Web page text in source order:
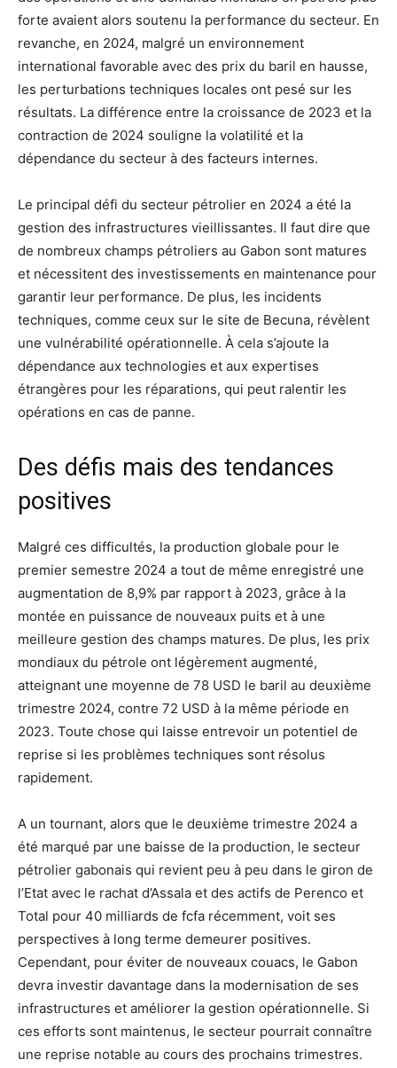
forte avaient alors soutenu la performance du secteur. En
revanche, en 2024, malgré un environnement
international favorable avec des prix du baril en hausse,
les perturbations techniques locales ont pesé sur les
résultats. La différence entre la croissance de 2023 et la
contraction de 2024 souligne la volatilité et la
dépendance du secteur à des facteurs internes.
Le principal défi du secteur pétrolier en 2024 a été la
gestion des infrastructures vieillissantes. Il faut dire que
de nombreux champs pétroliers au Gabon sont matures
et nécessitent des investissements en maintenance pour
garantir leur performance. De plus, les incidents
techniques, comme ceux sur le site de Becuna, révèlent
une vulnérabilité opérationnelle. À cela s’ajoute la
dépendance aux technologies et aux expertises
étrangères pour les réparations, qui peut ralentir les
opérations en cas de panne.
Des défis mais des tendances
positives
Malgré ces difficultés, la production globale pour le
premier semestre 2024 a tout de même enregistré une
augmentation de 8,9% par rapport à 2023, grâce à la
montée en puissance de nouveaux puits et à une
meilleure gestion des champs matures. De plus, les prix
mondiaux du pétrole ont légèrement augmenté,
atteignant une moyenne de 78 USD le baril au deuxième
trimestre 2024, contre 72 USD à la même période en
2023. Toute chose qui laisse entrevoir un potentiel de
reprise si les problèmes techniques sont résolus
rapidement.
A un tournant, alors que le deuxième trimestre 2024 a
été marqué par une baisse de la production, le secteur
pétrolier gabonais qui revient peu à peu dans le giron de
l’Etat avec le rachat d’Assala et des actifs de Perenco et
Total pour 40 milliards de fcfa récemment, voit ses
perspectives à long terme demeurer positives.
Cependant, pour éviter de nouveaux couacs, le Gabon
devra investir davantage dans la modernisation de ses
infrastructures et améliorer la gestion opérationnelle. Si
ces efforts sont maintenus, le secteur pourrait connaître
une reprise notable au cours des prochains trimestres.